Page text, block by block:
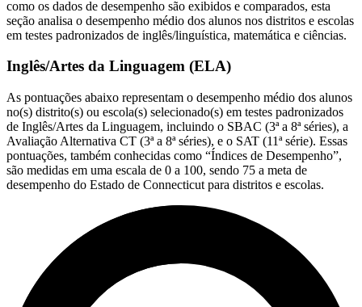
como os dados de desempenho são exibidos e comparados, esta
seção analisa o desempenho médio dos alunos nos distritos e escolas
em testes padronizados de inglês/linguística, matemática e ciências.
Inglês/Artes da Linguagem (ELA)
As pontuações abaixo representam o desempenho médio dos alunos
no(s) distrito(s) ou escola(s) selecionado(s) em testes padronizados
de Inglês/Artes da Linguagem, incluindo o SBAC (3ª a 8ª séries), a
Avaliação Alternativa CT (3ª a 8ª séries), e o SAT (11ª série). Essas
pontuações, também conhecidas como “Índices de Desempenho”,
são medidas em uma escala de 0 a 100, sendo 75 a meta de
desempenho do Estado de Connecticut para distritos e escolas.